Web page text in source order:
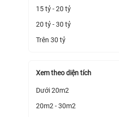
15 tỷ - 20 tỷ
20 tỷ - 30 tỷ
Trên 30 tỷ
Xem theo diện tích
Dưới 20m2
20m2 - 30m2